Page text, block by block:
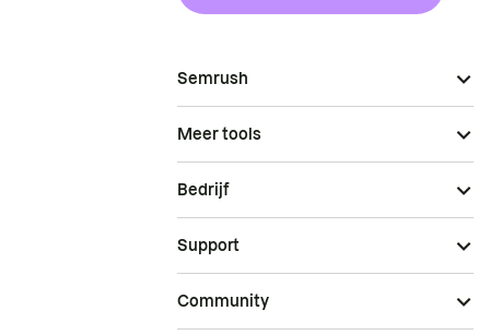
Semrush
Meer tools
Bedrijf
Support
Community